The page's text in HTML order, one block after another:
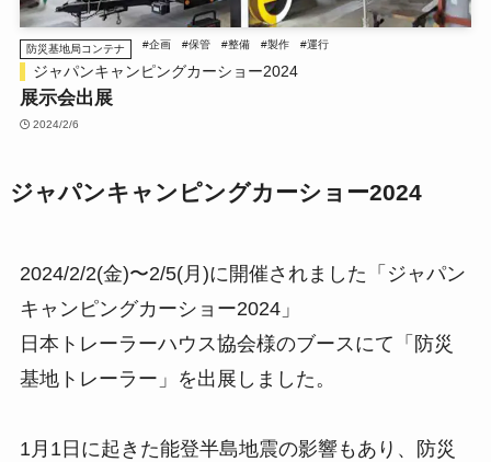
防災基地局コンテナ #企画 #保管 #整備 #製作 #運行
ジャパンキャンピングカーショー2024
展示会出展
2024/2/6
ジャパンキャンピングカーショー2024
2024/2/2(金)〜2/5(月)に開催されました「ジャパン
キャンピングカーショー2024」
日本トレーラーハウス協会様のブースにて「防災
基地トレーラー」を出展しました。
1月1日に起きた能登半島地震の影響もあり、防災